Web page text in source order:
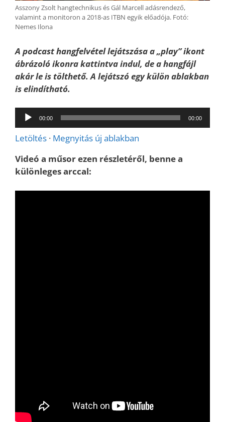
Asszony Zsolt hangtechnikus és Gál Marcell adásrendező,
valamint a monitoron a 2018-as ITBN egyik előadója. Fotó:
Nemes Ilona
A podcast hangfelvétel lejátszása a „play” ikont
ábrázoló ikonra kattintva indul, de a hangfájl
akár le is tölthető. A lejátszó egy külön ablakban
is elindítható.
Audió
lejátszó
00:00 00:00
Letöltés · Megnyitás új ablakban
Videó a műsor ezen részletéről, benne a
különleges arccal: